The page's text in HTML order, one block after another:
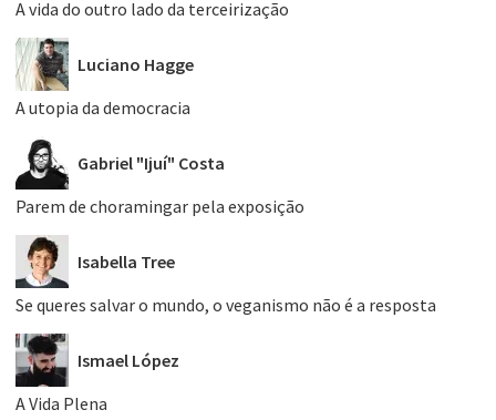
A vida do outro lado da terceirização
Luciano Hagge
A utopia da democracia
Gabriel "Ijuí" Costa
Parem de choramingar pela exposição
Isabella Tree
Se queres salvar o mundo, o veganismo não é a resposta
Ismael López
A Vida Plena